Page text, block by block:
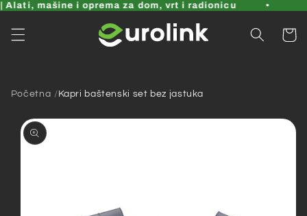
Pređi
sadržaj
mašine i oprema za dom, vrt i radionicu
Korpa
Početna Kapri baštenski set bez jastuka
informacije